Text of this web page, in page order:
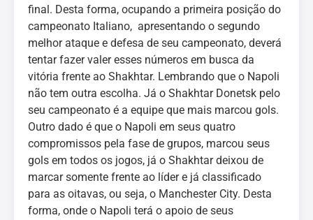
final. Desta forma, ocupando a primeira posição do
campeonato Italiano, apresentando o segundo
melhor ataque e defesa de seu campeonato, deverá
tentar fazer valer esses números em busca da
vitória frente ao Shakhtar. Lembrando que o Napoli
não tem outra escolha. Já o Shakhtar Donetsk pelo
seu campeonato é a equipe que mais marcou gols.
Outro dado é que o Napoli em seus quatro
compromissos pela fase de grupos, marcou seus
gols em todos os jogos, já o Shakhtar deixou de
marcar somente frente ao líder e já classificado
para as oitavas, ou seja, o Manchester City. Desta
forma, onde o Napoli terá o apoio de seus